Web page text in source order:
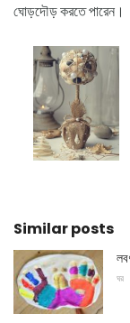
ঘোড়দৌড় করতে পারেন।
Similar posts
ঘর